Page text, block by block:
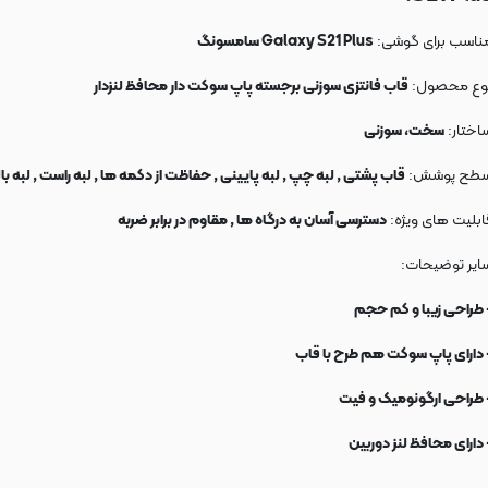
برای گوشی: Galaxy S21 Plus سامسونگ
محصول: قاب فانتزی سوزنی برجسته پاپ سوکت دار محافظ لنزدار
سخت، سوزنی
پوشش: قاب پشتی , لبه چپ , لبه پایینی , حفاظت از دکمه ها , لبه راست , لبه
های ویژه:دسترسی آسان به درگاه ها , مقاوم در برابر ضربه
توضیحات:
طراحی زیبا و کم حجم
دارای پاپ سوکت هم طرح با قاب
طراحی ارگونومیک و فیت
دارای محافظ لنز دوربین